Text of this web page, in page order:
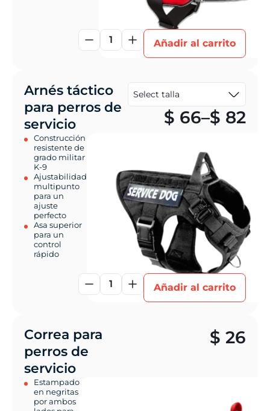
1 Añadir al carrito
Arnés táctico
para perros de
servicio
Construcción
resistente de
grado militar
K-9
Ajustabilidad
multipunto
para un
ajuste
perfecto
Asa superior
para un
control
rápido
$ 66–$ 82
1 Añadir al carrito
Correa para
perros de
servicio
Estampado
en negritas
por ambos
$ 26